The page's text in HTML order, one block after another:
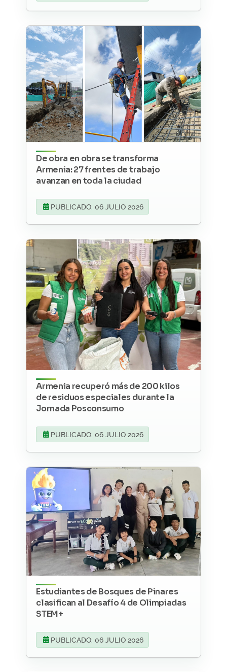
De obra en obra se transforma
Armenia: 27 frentes de trabajo
avanzan en toda la ciudad
PUBLICADO: 06 JULIO 2026
Armenia recuperó más de 200 kilos
de residuos especiales durante la
Jornada Posconsumo
PUBLICADO: 06 JULIO 2026
Estudiantes de Bosques de Pinares
clasifican al Desafío 4 de Olimpiadas
STEM+
PUBLICADO: 06 JULIO 2026